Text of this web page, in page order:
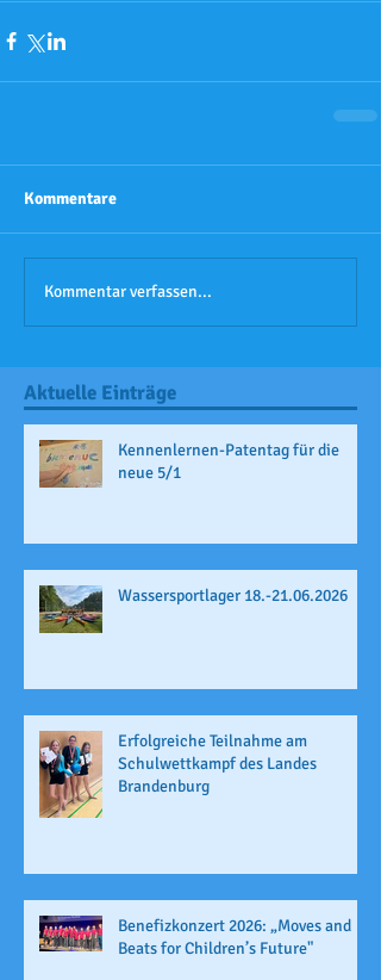
Kommentare
Kommentar verfassen...
Aktuelle Einträge
Kennenlernen-Patentag für die
neue 5/1
Wassersportlager 18.-21.06.2026
Erfolgreiche Teilnahme am
Schulwettkampf des Landes
Brandenburg
Benefizkonzert 2026: „Moves and
Beats for Children’s Future"